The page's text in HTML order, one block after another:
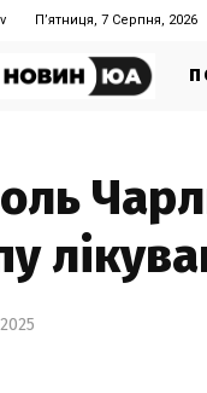
П’ятниця, 7 Серпня, 2026